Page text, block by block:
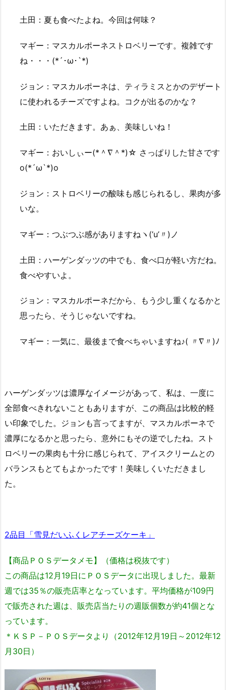
土田：夏も食べたよね。今回は何味？
マギー：マスカルポーネストロベリーです。複雑です
ね・・・(*´･ω･`*)
ジョン：マスカルポーネは、ティラミスとかのデザート
に使われるチーズですよね。コクが出るのかな？
土田：いただきます。あぁ、美味しいね！
マギー：おいしぃー(*＾∇＾*)☆ さっぱりした甘さです
o(*´ω`*)o
ジョン：ストロベリーの酸味も感じられるし、果肉が多
いな。
マギー：つぶつぶ感がありますねヽ(’u’〃)ノ
土田：ハーゲンダッツの中でも、食べ口が軽い方だね。
食べやすいよ。
ジョン：マスカルポーネだから、もう少し重くなるかと
思ったら、そうじゃないですね。
マギー：一気に、最後まで食べちゃいますね♪( 〃∇〃)ﾉ
ハーゲンダッツは濃厚なイメージがあって、私は、一度に
全部食べきれないこともありますが、この商品は比較的軽
い印象でした。ジョンも言ってますが、マスカルポーネで
濃厚になるかと思ったら、意外にもその逆でしたね。スト
ロベリーの果肉も十分に感じられて、アイスクリームとの
バランスもとてもよかったです！美味しくいただきまし
た。
2品目「雪見だいふくレアチーズケーキ」
【商品ＰＯＳデータメモ】（価格は税抜です）
この商品は12月19日にＰＯＳデータに出現しました。最新
週では35％の販売店率となっています。平均価格が109円
で販売された週は、販売店当たりの週販個数が約41個とな
っています。
＊ＫＳＰ－ＰＯＳデータより（2012年12月19日～2012年12
月30日）